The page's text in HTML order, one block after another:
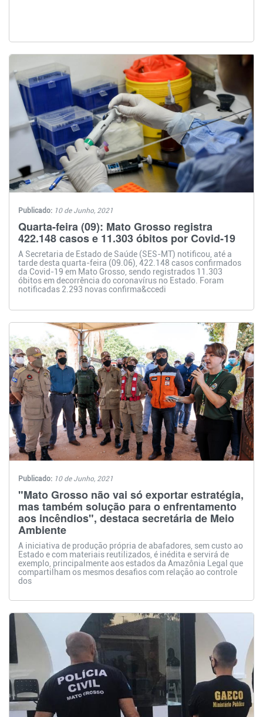
Publicado: 10 de Junho, 2021
Quarta-feira (09): Mato Grosso registra
422.148 casos e 11.303 óbitos por Covid-19
A Secretaria de Estado de Saúde (SES-MT) notificou, até a
tarde desta quarta-feira (09.06), 422.148 casos confirmados
da Covid-19 em Mato Grosso, sendo registrados 11.303
óbitos em decorrência do coronavírus no Estado. Foram
notificadas 2.293 novas confirma&ccedi
Publicado: 10 de Junho, 2021
"Mato Grosso não vai só exportar estratégia,
mas também solução para o enfrentamento
aos incêndios", destaca secretária de Meio
Ambiente
A iniciativa de produção própria de abafadores, sem custo ao
Estado e com materiais reutilizados, é inédita e servirá de
exemplo, principalmente aos estados da Amazônia Legal que
compartilham os mesmos desafios com relação ao controle
dos